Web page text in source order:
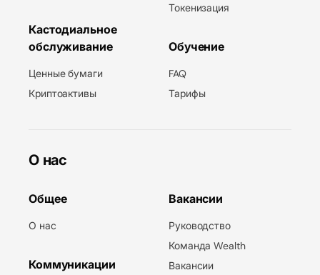
Кастодиальное
обслуживание
Ценные бумаги
Криптоактивы
Токенизация
Обучение
FAQ
Тарифы
О нас
Общее
О нас
Коммуникации
Вакансии
Руководство
Команда Wealth
Вакансии